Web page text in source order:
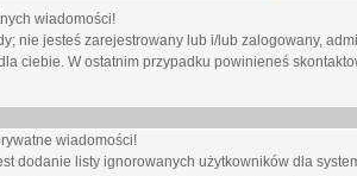
wiadomości!
nie jesteś zarejestrowany lub i/lub zalogowany,
ciebie. W ostatnim przypadku powinieneś
wiadomości!
dodanie listy ignorowanych użytkowników dla